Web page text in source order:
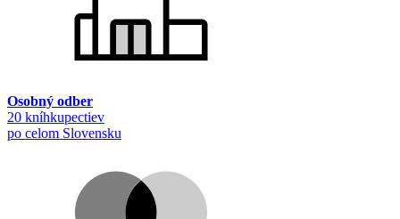
Osobný odber
20 kníhkupectiev
po celom Slovensku